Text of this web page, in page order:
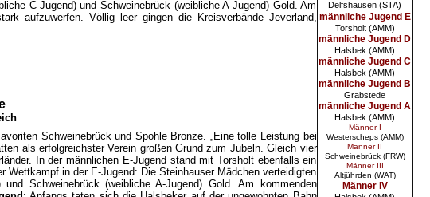
Delfshausen (STA)
männliche Jugend E
Torsholt (AMM)
männliche Jugend D
Halsbek (AMM)
männliche Jugend C
Halsbek (AMM)
männliche Jugend B
Grabstede
männliche Jugend A
Halsbek (AMM)
Männer I
Westerscheps (AMM)
Männer II
Schweinebrück (FRW)
Männer III
Altjührden (WAT)
Männer IV
C-Jugend) und Schweinebrück (weibliche A-Jugend) Gold. Am
aufzuwerfen. Völlig leer gingen die Kreisverbände Jeverland,
Schweinebrück und Spohle Bronze. „Eine tolle Leistung bei
als erfolgreichster Verein großen Grund zum Jubeln. Gleich vier
In der männlichen E-Jugend stand mit Torsholt ebenfalls ein
in der E-Jugend: Die Steinhauser Mädchen verteidigten
Schweinebrück (weibliche A-Jugend) Gold. Am kommenden